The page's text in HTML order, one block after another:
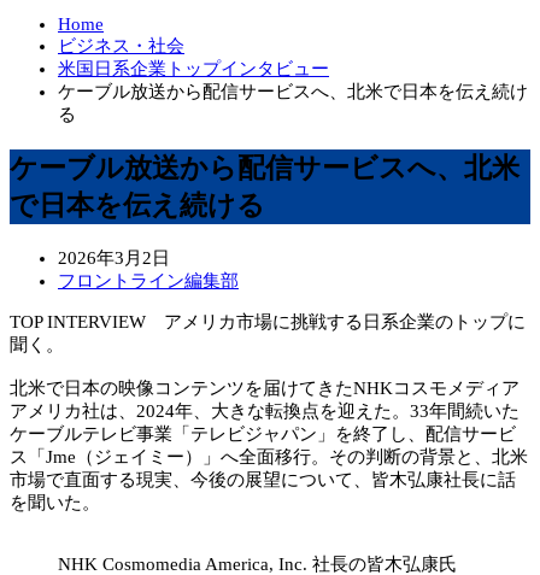
Home
ビジネス・社会
米国日系企業トップインタビュー
ケーブル放送から配信サービスへ、北米で日本を伝え続け
る
ケーブル放送から配信サービスへ、北米
で日本を伝え続ける
2026年3月2日
フロントライン編集部
TOP INTERVIEW アメリカ市場に挑戦する日系企業のトップに
聞く。
北米で日本の映像コンテンツを届けてきたNHKコスモメディア
アメリカ社は、2024年、大きな転換点を迎えた。33年間続いた
ケーブルテレビ事業「テレビジャパン」を終了し、配信サービ
ス「Jme（ジェイミー）」へ全面移行。その判断の背景と、北米
市場で直面する現実、今後の展望について、皆木弘康社長に話
を聞いた。
NHK Cosmomedia America, Inc. 社長の皆木弘康氏